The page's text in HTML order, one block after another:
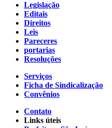
Legislação
Editais
Direitos
Leis
Pareceres
portarias
Resoluções
Serviços
Ficha de Sindicalização
Convênios
Contato
Links úteis